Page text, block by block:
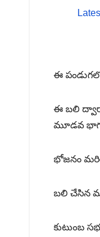
ఈ పండుగలో
ఈ బలి ద్వారా
మూడవ
భోజనం
బలి చేసిన
కుటుంబ